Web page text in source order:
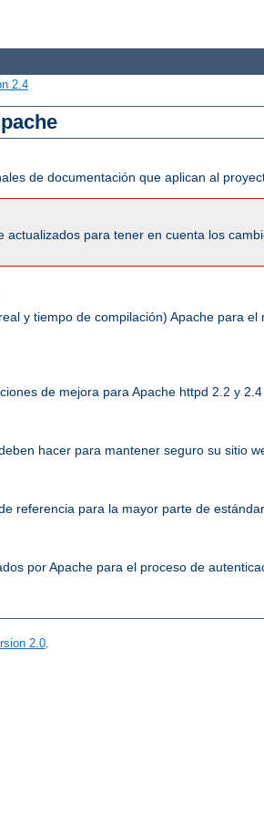
2.4
de documentación que aplican al
para tener en cuenta los
y tiempo de compilación) Apache para
de mejora para Apache httpd 2.2 y
hacer para mantener seguro su sitio
referencia para la mayor parte de
por Apache para el proceso de
2.0